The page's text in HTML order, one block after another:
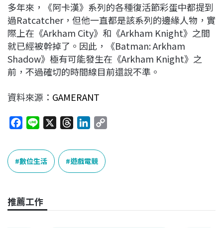
多年來，《阿卡漢》系列的各種復活節彩蛋中都提到
過Ratcatcher，但他一直都是該系列的邊緣人物，實
際上在《Arkham City》和《Arkham Knight》之間
就已經被幹掉了。因此，《Batman: Arkham
Shadow》極有可能發生在《Arkham Knight》之
前，不過確切的時間線目前還說不準。
資料來源： GAMERANT
c
e
b
o
k
n
e
r
e
a
n
k
e
n
k
數位生活 遊戲電競
推薦工作